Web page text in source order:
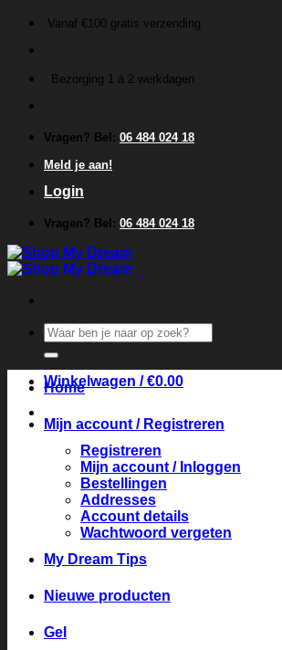
inhoud
Vanaf €100 gratis verzending
Bezorging 1 á 2 werkdagen
Vragen? Bel: 06 484 024 18
Meld je aan!
Login
Vragen? Bel: 06 484 024 18
Zoeken
naar:
Winkelwagen /€0.00
Home
Mijn account / Registreren
Registreren
Mijn account / Inloggen
Bestellingen
Addresses
Account details
Wachtwoord vergeten
My Dream Tips
Nieuwe producten
Gel